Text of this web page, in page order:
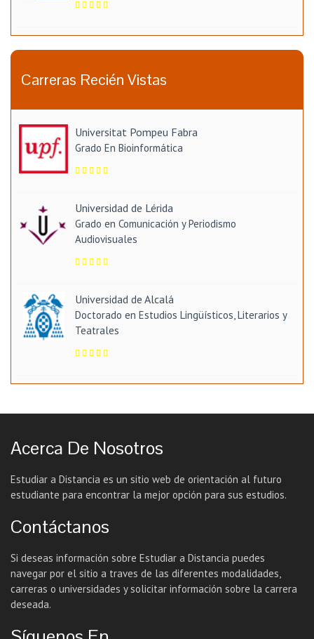
Carreras Recién Vistas
Universitat Pompeu Fabra
Grado En Bioinformática
Universidad de Lérida
Grado en Comunicación y Periodismo
Audiovisuales
Universidad de Alcalá
Doctorado en Estudios Lingüísticos, Literarios y
Teatrales
Acerca De Nosotros
Estudiar a Distancia es un sitio web de orientación al futuro
estudiante para encontrar la mejor opción para sus estudios.
Contáctanos
Si deseas información sobre Estudiar a Distancia puedes
navegar por el sitio a traves de las diferentes modalidades,
carreras o universidades y solicitar información sobre la carrera
deseada.